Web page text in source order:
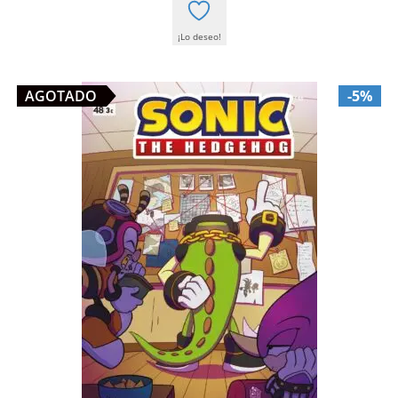
¡Lo deseo!
-5%
AGOTADO